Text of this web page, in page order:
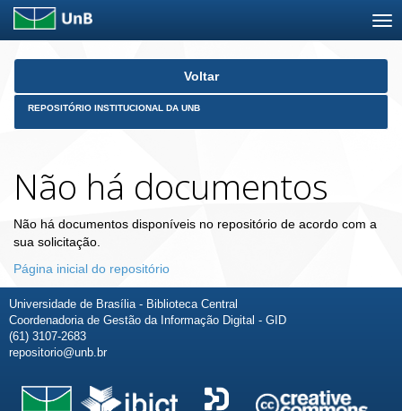
Skip
Voltar
REPOSITÓRIO INSTITUCIONAL DA UNB
Não há documentos
Não há documentos disponíveis no repositório de acordo com a
sua solicitação.
Página inicial do repositório
Universidade de Brasília - Biblioteca Central
Coordenadoria de Gestão da Informação Digital - GID
(61) 3107-2683
repositorio@unb.br